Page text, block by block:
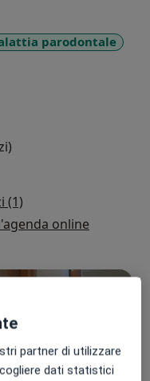
parodontale
(1)
online
partner di utilizzare
dati statistici